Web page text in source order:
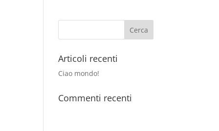
Articoli recenti
Ciao mondo!
Commenti recenti